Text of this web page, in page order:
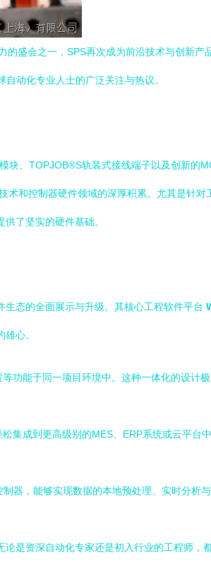
盛会之一，SPS再次成为前沿技术与创新产
动化专业人士的广泛关注与热议。
、TOPJOB®S轨装式接线端子以及创新的
和控制器硬件领域的深厚积累。尤其是针对
了坚实的硬件基础。
态的全面展示与升级。其核心工程软件平台
心。
功能于同一项目环境中。这种一体化的设计
集成到更高级别的MES、ERP系统或云平台
器，能够实现数据的本地预处理、实时分析
是资深自动化专家还是初入行业的工程师，